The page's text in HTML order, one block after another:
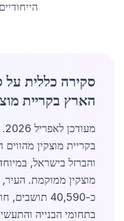
סקירה כללית על
הארץ בקריית
בקריית מוצקין
והברזל בישראל,
מוצקין ממוקמת.
כ-40,590
בתחומי הבנייה